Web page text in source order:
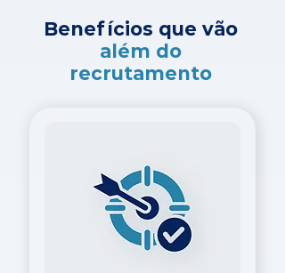
Benefícios que vão
além do
recrutamento